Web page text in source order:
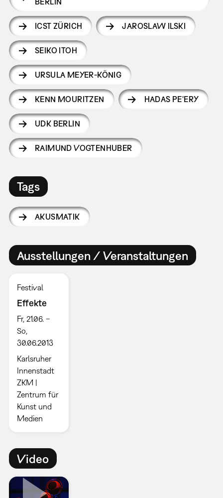
ICST ZÜRICH JAROSLAW ILSKI
SEIKO ITOH
URSULA MEYER-KÖNIG
KENN MOURITZEN HADAS PE'ERY
UDK BERLIN
RAIMUND VOGTENHUBER
Tags
AKUSMATIK
Ausstellungen / Veranstaltungen
Festival
Effekte
Fr, 21.06. –
So,
30.06.2013
Karlsruher
Innenstadt
ZKM |
Zentrum für
Kunst und
Medien
Video